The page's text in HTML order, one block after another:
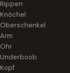
Rippen
Knöchel
Oberschenkel
Arm
Ohr
Underboob
Kopf